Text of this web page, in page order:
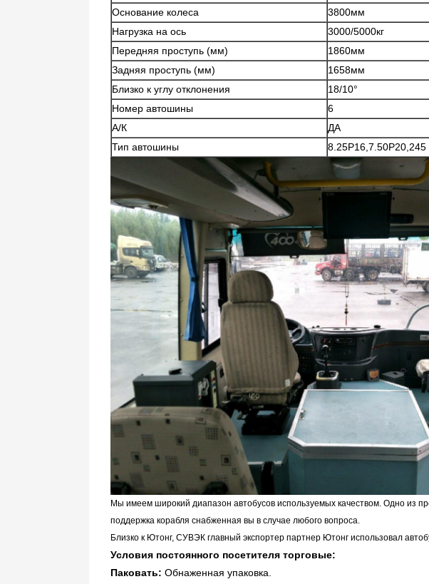
Основание колеса
3800мм
Нагрузка на ось
3000/5000кг
Передняя проступь (мм)
1860мм
Задняя проступь (мм)
1658мм
Близко к углу отклонения
18/10°
Номер автошины
6
А/К
ДА
Тип автошины
8.25Р16,7.50Р20,245
Мы имеем широкий диапазон автобусов используемых качеством. Одно из
поддержка корабля снабженная вы в случае любого вопроса.
Близко к Ютонг, СУВЭК главный экспортер партнер Ютонг использовал
Условия постоянного посетителя торговые:
Паковать: Обнаженная упаковка.
Оставьте сообщение
Мы скоро тебе перезвоним!
ПРОДОЛЖИТЬ